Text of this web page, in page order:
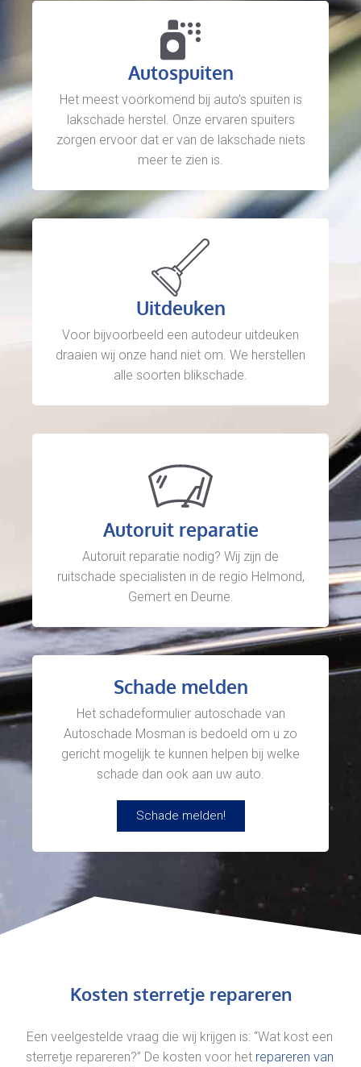
Autospuiten
Het meest voorkomend bij auto’s spuiten is
lakschade herstel. Onze ervaren spuiters
zorgen ervoor dat er van de lakschade niets
meer te zien is.
Uitdeuken
Voor bijvoorbeeld een autodeur uitdeuken
draaien wij onze hand niet om. We herstellen
alle soorten blikschade.
Autoruit reparatie
Autoruit reparatie nodig? Wij zijn de
ruitschade specialisten in de regio Helmond,
Gemert en Deurne.
Schade melden
Het schadeformulier autoschade van
Autoschade Mosman is bedoeld om u zo
gericht mogelijk te kunnen helpen bij welke
schade dan ook aan uw auto.
Schade melden!
Kosten sterretje repareren
Een veelgestelde vraag die wij krijgen is: “Wat kost een
sterretje repareren?” De kosten voor het repareren van